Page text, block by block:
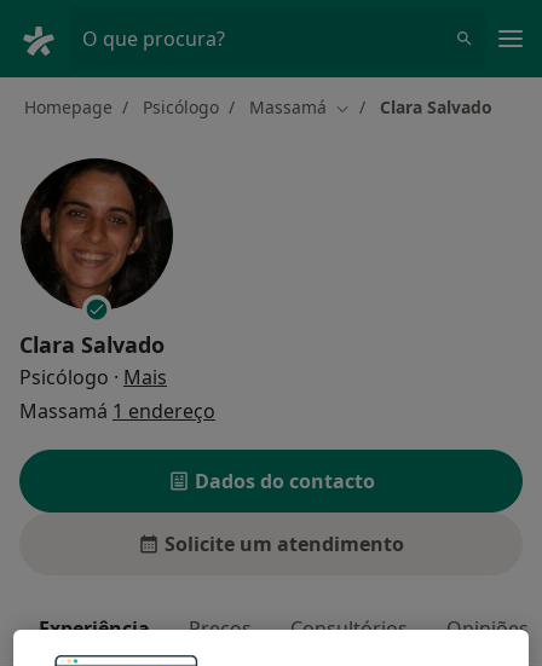
O que procura?
Homepage Psicólogo Massamá Mudar de cidade
Clara Salvado
Clara Salvado
Psicólogo · Mais
Massamá 1 endereço
Dados do contacto
Solicite um atendimento
Experiência Preços Consultórios Opiniões